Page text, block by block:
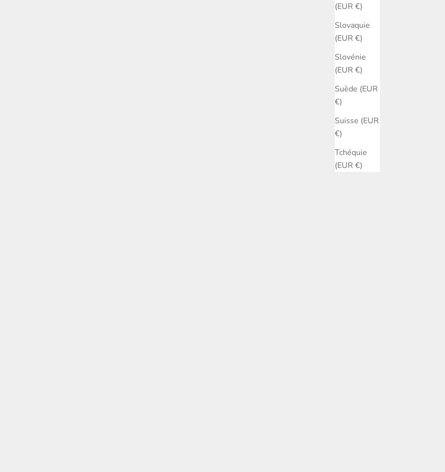
(EUR €)
Slovaquie
(EUR €)
Slovénie
(EUR €)
Suède (EUR
€)
Suisse (EUR
€)
Tchéquie
(EUR €)